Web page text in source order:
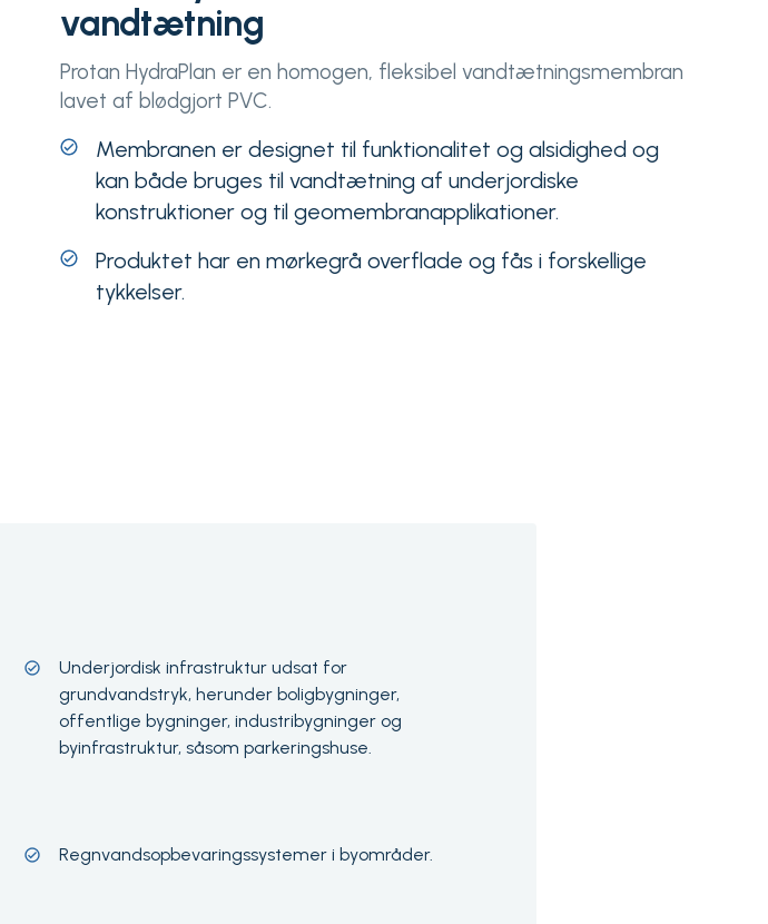
vandtætning
Protan HydraPlan er en homogen, fleksibel vandtætningsmembran
lavet af blødgjort PVC.
Membranen er designet til funktionalitet og alsidighed og
kan både bruges til vandtætning af underjordiske
konstruktioner og til geomembranapplikationer.
Produktet har en mørkegrå overflade og fås i forskellige
tykkelser.
Underjordisk infrastruktur udsat for
grundvandstryk, herunder boligbygninger,
offentlige bygninger, industribygninger og
byinfrastruktur, såsom parkeringshuse.
Regnvandsopbevaringssystemer i byområder.